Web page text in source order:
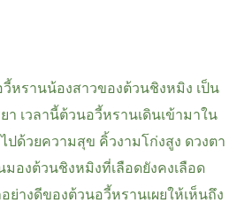
หรานน้องสาวของต้วนชิงหมิง เป็น
า เวลานี้ต้วนอวี้หรานเดินเข้ามาใน
ปด้วยความสุข คิ้วงามโก่งสูง ดวงตา
มองต้วนชิงหมิงที่เลือดยังคงเลือด
างดีของต้วนอวี้หรานเผยให้เห็นถึง